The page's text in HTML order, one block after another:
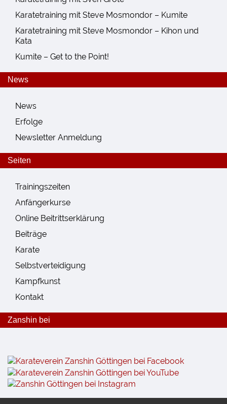
Karatetraining mit Steve Mosmondor – Kumite
Karatetraining mit Steve Mosmondor – Kihon und
Kata
Kumite – Get to the Point!
News
News
Erfolge
Newsletter Anmeldung
Seiten
Trainingszeiten
Anfängerkurse
Online Beitrittserklärung
Beiträge
Karate
Selbstverteidigung
Kampfkunst
Kontakt
Zanshin bei